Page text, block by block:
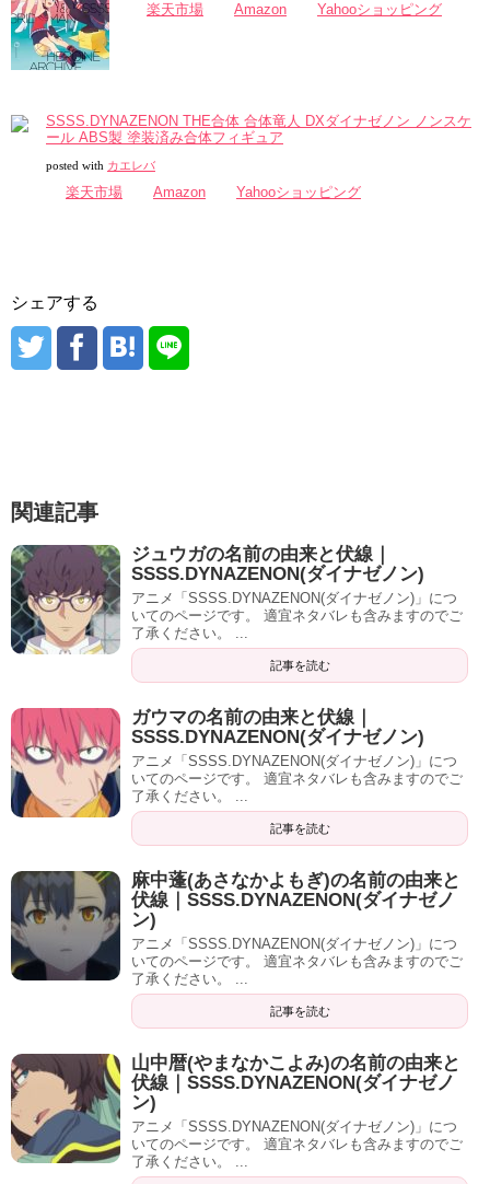
楽天市場 Amazon Yahooショッピング
SSSS.DYNAZENON THE合体 合体竜人 DXダイナゼノン ノンスケ
ール ABS製 塗装済み合体フィギュア
posted with カエレバ
楽天市場 Amazon Yahooショッピング
シェアする
関連記事
ジュウガの名前の由来と伏線｜
SSSS.DYNAZENON(ダイナゼノン)
アニメ「SSSS.DYNAZENON(ダイナゼノン)」につ
いてのページです。 適宜ネタバレも含みますのでご
了承ください。 ...
記事を読む
ガウマの名前の由来と伏線｜
SSSS.DYNAZENON(ダイナゼノン)
アニメ「SSSS.DYNAZENON(ダイナゼノン)」につ
いてのページです。 適宜ネタバレも含みますのでご
了承ください。 ...
記事を読む
麻中蓬(あさなかよもぎ)の名前の由来と
伏線｜SSSS.DYNAZENON(ダイナゼノ
ン)
アニメ「SSSS.DYNAZENON(ダイナゼノン)」につ
いてのページです。 適宜ネタバレも含みますのでご
了承ください。 ...
記事を読む
山中暦(やまなかこよみ)の名前の由来と
伏線｜SSSS.DYNAZENON(ダイナゼノ
ン)
アニメ「SSSS.DYNAZENON(ダイナゼノン)」につ
いてのページです。 適宜ネタバレも含みますのでご
了承ください。 ...